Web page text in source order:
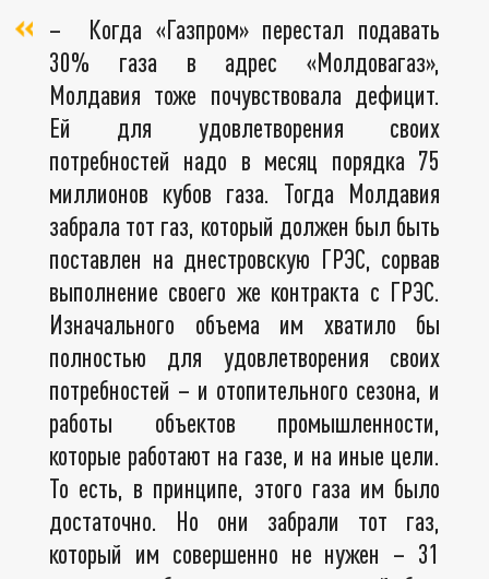
– Когда «Газпром» перестал подавать
30% газа в адрес «Молдовагаз»,
Молдавия тоже почувствовала дефицит.
Ей для удовлетворения своих
потребностей надо в месяц порядка 75
миллионов кубов газа. Тогда Молдавия
забрала тот газ, который должен был быть
поставлен на днестровскую ГРЭС, сорвав
выполнение своего же контракта с ГРЭС.
Изначального объема им хватило бы
полностью для удовлетворения своих
потребностей – и отопительного сезона, и
работы объектов промышленности,
которые работают на газе, и на иные цели.
То есть, в принципе, этого газа им было
достаточно. Но они забрали тот газ,
который им совершенно не нужен – 31